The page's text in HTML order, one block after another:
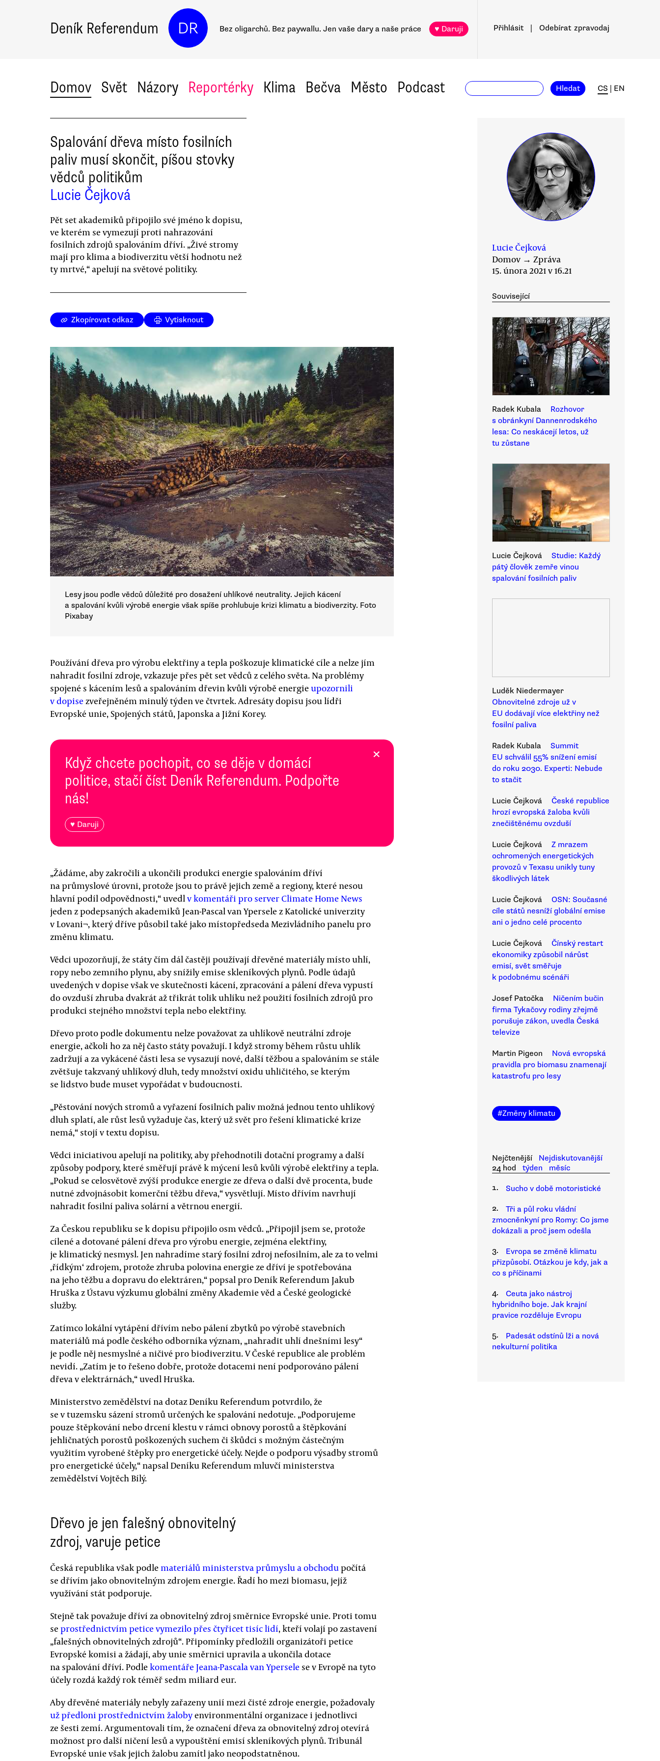
Deník Referendum DR Bez oligarchů. Bez paywallu. Jen vaše dary a naše práce ♥ Daruji Přihlásit Odebírat zpravodaj
Domov Svět Názory Reportérky Klima Bečva Město Podcast Hledat CS EN
Spalování dřeva místo fosilních
paliv musí skončit, píšou stovky
vědců politikům
Lucie Čejková
Pět set akademiků připojilo své jméno k dopisu,
ve kterém se vymezují proti nahrazování
fosilních zdrojů spalováním dříví. „Živé stromy
mají pro klima a biodiverzitu větší hodnotu než
ty mrtvé,“ apelují na světové politiky.
Zkopírovat odkaz Vytisknout
Lesy jsou podle vědců důležité pro dosažení uhlíkové neutrality. Jejich kácení
a spalování kvůli výrobě energie však spíše prohlubuje krizi klimatu a biodiverzity. Foto
Pixabay
Používání dřeva pro výrobu elektřiny a tepla poškozuje klimatické cíle a nelze jím
nahradit fosilní zdroje, vzkazuje přes pět set vědců z celého světa. Na problémy
spojené s kácením lesů a spalováním dřevin kvůli výrobě energieupozornili
v dopisezveřejněném minulý týden ve čtvrtek. Adresáty dopisu jsou lídři
Evropské unie, Spojených států, Japonska a Jižní Korey.
Když chcete pochopit, co se děje v domácí
politice, stačí číst Deník Referendum. Podpořte
nás!
♥ Daruji
×
„Žádáme, aby zakročili a ukončili produkci energie spalováním dříví
na průmyslové úrovni, protože jsou to právě jejich země a regiony, které nesou
hlavní podíl odpovědnosti,“ uvedlv komentáři pro server Climate Home News
jeden z podepsaných akademiků Jean-Pascal van Ypersele z Katolické univerzity
v Lovani¬, který dříve působil také jako místopředseda Mezivládního panelu pro
změnu klimatu.
Vědci upozorňují, že státy čím dál častěji používají dřevěné materiály místo uhlí,
ropy nebo zemního plynu, aby snížily emise skleníkových plynů. Podle údajů
uvedených v dopise však ve skutečnosti kácení, zpracování a pálení dřeva vypustí
do ovzduší zhruba dvakrát až třikrát tolik uhlíku než použití fosilních zdrojů pro
produkci stejného množství tepla nebo elektřiny.
Dřevo proto podle dokumentu nelze považovat za uhlíkově neutrální zdroje
energie, ačkoli ho za něj často státy považují. I když stromy během růstu uhlík
zadržují a za vykácené části lesa se vysazují nové, další těžbou a spalováním se stále
zvětšuje takzvaný uhlíkový dluh, tedy množství oxidu uhličitého, se kterým
se lidstvo bude muset vypořádat v budoucnosti.
„Pěstování nových stromů a vyřazení fosilních paliv možná jednou tento uhlíkový
dluh splatí, ale růst lesů vyžaduje čas, který už svět pro řešení klimatické krize
nemá,“ stojí v textu dopisu.
Vědci iniciativou apelují na politiky, aby přehodnotili dotační programy a další
způsoby podpory, které směřují právě k mýcení lesů kvůli výrobě elektřiny a tepla.
„Pokud se celosvětově zvýší produkce energie ze dřeva o další dvě procenta, bude
nutné zdvojnásobit komerční těžbu dřeva,“ vysvětlují. Místo dřívím navrhují
nahradit fosilní paliva solární a větrnou energií.
Za Českou republiku se k dopisu připojilo osm vědců. „Připojil jsem se, protože
cílené a dotované pálení dřeva pro výrobu energie, zejména elektřiny,
je klimatický nesmysl. Jen nahradíme starý fosilní zdroj nefosilním, ale za to velmi
‚řídkým‘ zdrojem, protože zhruba polovina energie ze dříví je spotřebována
na jeho těžbu a dopravu do elektráren,“ popsal pro Deník Referendum Jakub
Hruška z Ústavu výzkumu globální změny Akademie věd a České geologické
služby.
Zatímco lokální vytápění dřívím nebo pálení zbytků po výrobě stavebních
materiálů má podle českého odborníka význam, „nahradit uhlí dnešními lesy“
je podle něj nesmyslné a ničivé pro biodiverzitu. V České republice ale problém
nevidí. „Zatím je to řešeno dobře, protože dotacemi není podporováno pálení
dřeva v elektrárnách,“ uvedl Hruška.
Ministerstvo zemědělství na dotaz Deníku Referendum potvrdilo, že
se v tuzemsku sázení stromů určených ke spalování nedotuje. „Podporujeme
pouze štěpkování nebo drcení klestu v rámci obnovy porostů a štěpkování
jehličnatých porostů poškozených suchem či škůdci s možným částečným
využitím vyrobené štěpky pro energetické účely. Nejde o podporu výsadby stromů
pro energetické účely,“ napsal Deníku Referendum mluvčí ministerstva
zemědělství Vojtěch Bílý.
Dřevo je jen falešný obnovitelný
zdroj, varuje petice
Česká republika však podlemateriálů ministerstva průmyslu a obchodupočítá
se dřívím jako obnovitelným zdrojem energie. Řadí ho mezi biomasu, jejíž
využívání stát podporuje.
Stejně tak považuje dříví za obnovitelný zdroj směrnice Evropské unie. Proti tomu
seprostřednictvím petice vymezilo přes čtyřicet tisíc lidí, kteří volají po zastavení
„falešných obnovitelných zdrojů“. Připomínky předložili organizátoři petice
Evropské komisi a žádají, aby unie směrnici upravila a ukončila dotace
na spalování dříví. Podlekomentáře Jeana-Pascala van Ypersele se v Evropě na tyto
účely rozdá každý rok téměř sedm miliard eur.
Aby dřevěné materiály nebyly zařazeny unií mezi čisté zdroje energie, požadovaly
už předloni prostřednictvím žalobyenvironmentální organizace i jednotlivci
ze šesti zemí. Argumentovali tím, že označení dřeva za obnovitelný zdroj otevírá
možnost pro další ničení lesů a vypouštění emisí skleníkových plynů. Tribunál
Evropské unie však jejich žalobu zamítl jako neopodstatněnou.
Lucie Čejková
Domov → Zpráva
15. února 2021 v 16.21
Související
Radek Kubala
Rozhovor
s obránkyní Dannenrodského
lesa: Co neskácejí letos, už
tu zůstane
Lucie Čejková
Studie: Každý
pátý člověk zemře vinou
spalování fosilních paliv
Luděk Niedermayer
Obnovitelné zdroje už v
EU dodávají více elektřiny než
fosilní paliva
Radek Kubala
Summit
EU schválil 55% snížení emisí
do roku 2030. Experti: Nebude
to stačit
Lucie Čejková
České republice
hrozí evropská žaloba kvůli
znečištěnému ovzduší
Lucie Čejková
Z mrazem
ochromených energetických
provozů v Texasu unikly tuny
škodlivých látek
Lucie Čejková
OSN: Současné
cíle států nesníží globální emise
ani o jedno celé procento
Lucie Čejková
Čínský restart
ekonomiky způsobil nárůst
emisí, svět směřuje
k podobnému scénáři
Josef Patočka
Ničením bučin
firma Tykačovy rodiny zřejmě
porušuje zákon, uvedla Česká
televize
Martin Pigeon
Nová evropská
pravidla pro biomasu znamenají
katastrofu pro lesy
#Změny klimatu
Nejčtenější
Nejdiskutovanější
24 hod
týden
měsíc
1.
Sucho v době motoristické
2.
Tři a půl roku vládní
zmocněnkyní pro Romy: Co jsme
dokázali a proč jsem odešla
3.
Evropa se změně klimatu
přizpůsobí. Otázkou je kdy, jak a
co s příčinami
4.
Ceuta jako nástroj
hybridního boje. Jak krajní
pravice rozděluje Evropu
5.
Padesát odstínů lži a nová
nekulturní politika